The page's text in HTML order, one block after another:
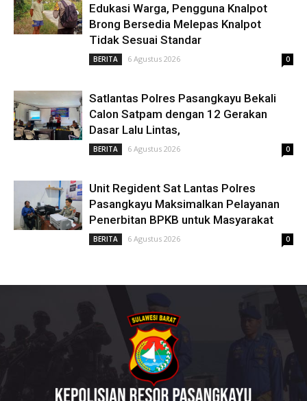
Edukasi Warga, Pengguna Knalpot
Brong Bersedia Melepas Knalpot
Tidak Sesuai Standar
BERITA 6 Agustus 2026 0
Satlantas Polres Pasangkayu Bekali
Calon Satpam dengan 12 Gerakan
Dasar Lalu Lintas,
BERITA 6 Agustus 2026 0
Unit Regident Sat Lantas Polres
Pasangkayu Maksimalkan Pelayanan
Penerbitan BPKB untuk Masyarakat
BERITA 6 Agustus 2026 0